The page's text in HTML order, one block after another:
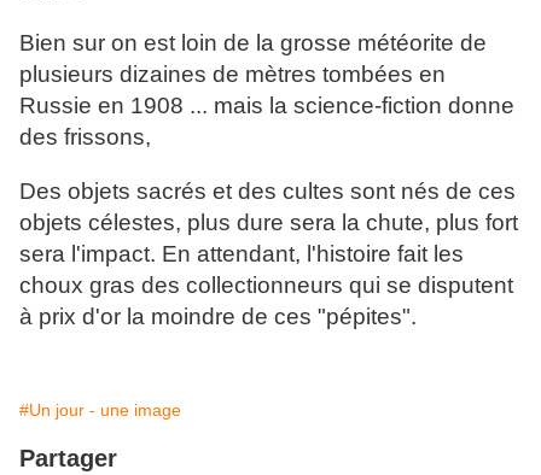
Bien sur on est loin de la grosse météorite de
plusieurs dizaines de mètres tombées en
Russie en 1908 ... mais la science-fiction donne
des frissons,
Des objets sacrés et des cultes sont nés de ces
objets célestes, plus dure sera la chute, plus fort
sera l'impact. En attendant, l'histoire fait les
choux gras des collectionneurs qui se disputent
à prix d'or la moindre de ces "pépites".
#Un jour - une image
Partager